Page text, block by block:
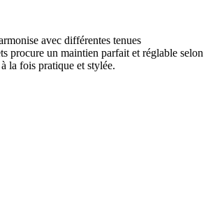
avec différentes tenues
procure un maintien parfait et réglable selon
la fois pratique et stylée.